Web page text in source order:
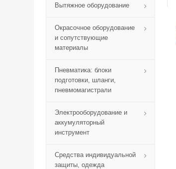
Вытяжное оборудование
Окрасочное оборудование
и сопутствующие
материалы
Пневматика: блоки
подготовки, шланги,
пневмомагистрали
Электрооборудование и
аккумуляторный
инструмент
Средства индивидуальной
защиты, одежда